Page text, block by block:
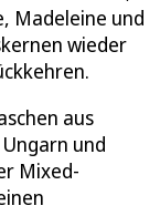
Madeleine und
wieder
aus
und
Mixed-